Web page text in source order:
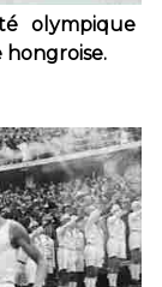
olympique